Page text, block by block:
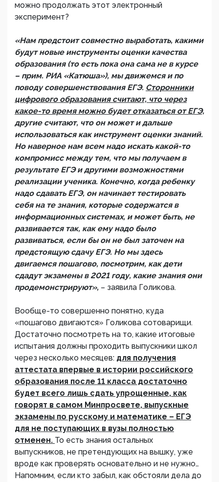
можно продолжать этот электронный
эксперимент?
«Нам предстоит совместно выработать, какими
будут новые инструменты оценки качества
образования (то есть пока она сама не в курсе
– прим. РИА «Катюша»), мы движемся и по
поводу совершенствования ЕГЭ. Сторонники
цифрового образования считают, что через
какое-то время можно будет отказаться от ЕГЭ,
другие считают, что он может и дальше
использоваться как инструмент оценки знаний.
Но наверное нам всем надо искать какой-то
компромисс между тем, что мы получаем в
результате ЕГЭ и другими возможностями
реализации ученика. Конечно, когда ребенку
надо сдавать ЕГЭ, он начинает тестировать
себя на те знания, которые содержатся в
информационных системах, и может быть, не
развивается так, как ему надо было
развиваться, если бы он не был заточен на
предстоящую сдачу ЕГЭ. Но мы здесь
двигаемся пошагово, посмотрим, как дети
сдадут экзамены в 2021 году, какие знания они
продемонстрируют», – заявила Голикова.
Вообще-то совершенно понятно, куда
«пошагово двигаются» Голикова сотоварищи.
Достаточно посмотреть на то, какие итоговые
испытания должны проходить выпускники школ
через несколько месяцев: для получения
аттестата впервые в истории российского
образования после 11 класса достаточно
будет всего лишь сдать упрощенные, как
говорят в самом Минпросвете, выпускные
экзамены по русскому и математике – ЕГЭ
для не поступающих в вузы полностью
отменен. То есть знания остальных
выпускников, не претендующих на вышку, уже
вроде как проверять основательно и не нужно…
Напомним, если кто забыл, как обстояли дела до